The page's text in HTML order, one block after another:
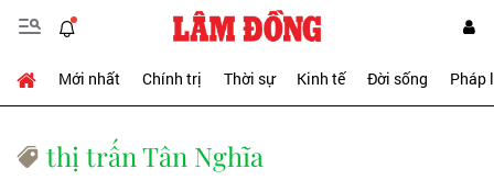
Mới nhất Chính trị Thời sự Kinh tế Đời sống Pháp
thị trấn Tân Nghĩa